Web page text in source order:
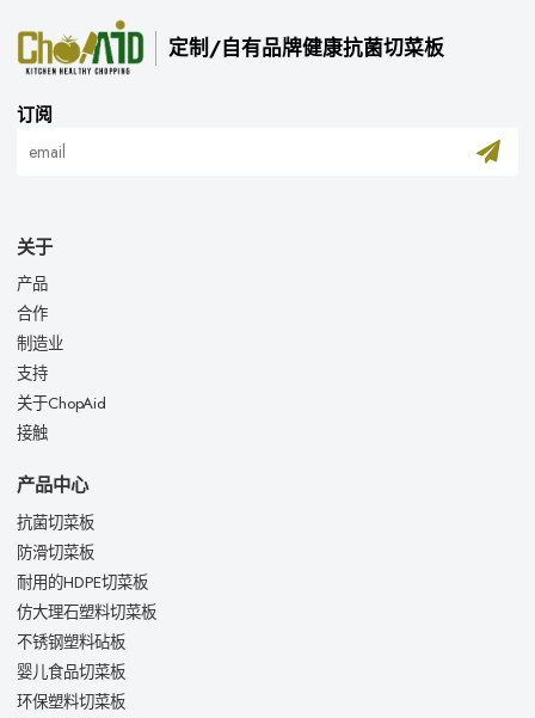
定制/自有品牌健康抗菌切菜板
订阅
关于
产品
合作
制造业
支持
关于ChopAid
接触
产品中心
抗菌切菜板
防滑切菜板
耐用的HDPE切菜板
仿大理石塑料切菜板
不锈钢塑料砧板
婴儿食品切菜板
环保塑料切菜板